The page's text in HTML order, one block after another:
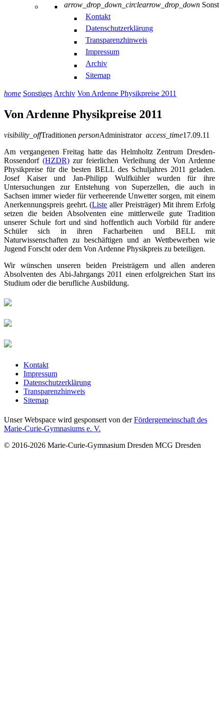
arrow_drop_down_circlearrow_drop_down
Kontakt
Datenschutzerklärung
Transparenzhinweis
Impressum
Archiv
Sitemap
home Sonstiges Archiv Von Ardenne Physikpreise 2011
Von Ardenne Physikpreise 2011
visibility_offTraditionen personAdministrator access_time17.09.11
Am vergangenen Freitag hatte das Helmholtz Zentrum Dresden-
Rossendorf(HZDR) zur feierlichen Verleihung der Von Ardenne
Physikpreise für die besten BELL des Schuljahres 2011 geladen.
Josef Kaiser und Jan-Philipp Wulfkühler wurden für ihre
Untersuchungen zur Entstehung von Superzellen, die auch in
Sachsen immer wieder für verheerende Unwetter sorgen, mit einem
Anerkennungspreis geehrt. (Liste aller Preisträger) Mit ihrem Erfolg
setzen die beiden Absolventen eine mittlerweile gute Tradition
unserer Schule fort und sind hoffentlich auch Vorbild für andere
Schüler sich in ihren Facharbeiten und BELL mit
Naturwissenschaften zu beschäftigen und an Wettbewerben wie
Jugend Forscht oder dem Von Ardenne Physikpreis zu beteiligen.­
Wir wünschen unseren beiden Preisträgern und allen anderen
Absolventen des Abi-Jahrgangs 2011 einen erfolgreichen Start ins
Studium oder die berufliche Ausbildung.
Kontakt
Impressum
Datenschutzerklärung
Transparenzhinweis
Sitemap
Unser Webspace wird gesponsert von derFördergemeinschaft des
Marie-Curie-Gymnasiums e. V.
© 2016-2026 Marie-Curie-Gymnasium Dresden MCG Dresden